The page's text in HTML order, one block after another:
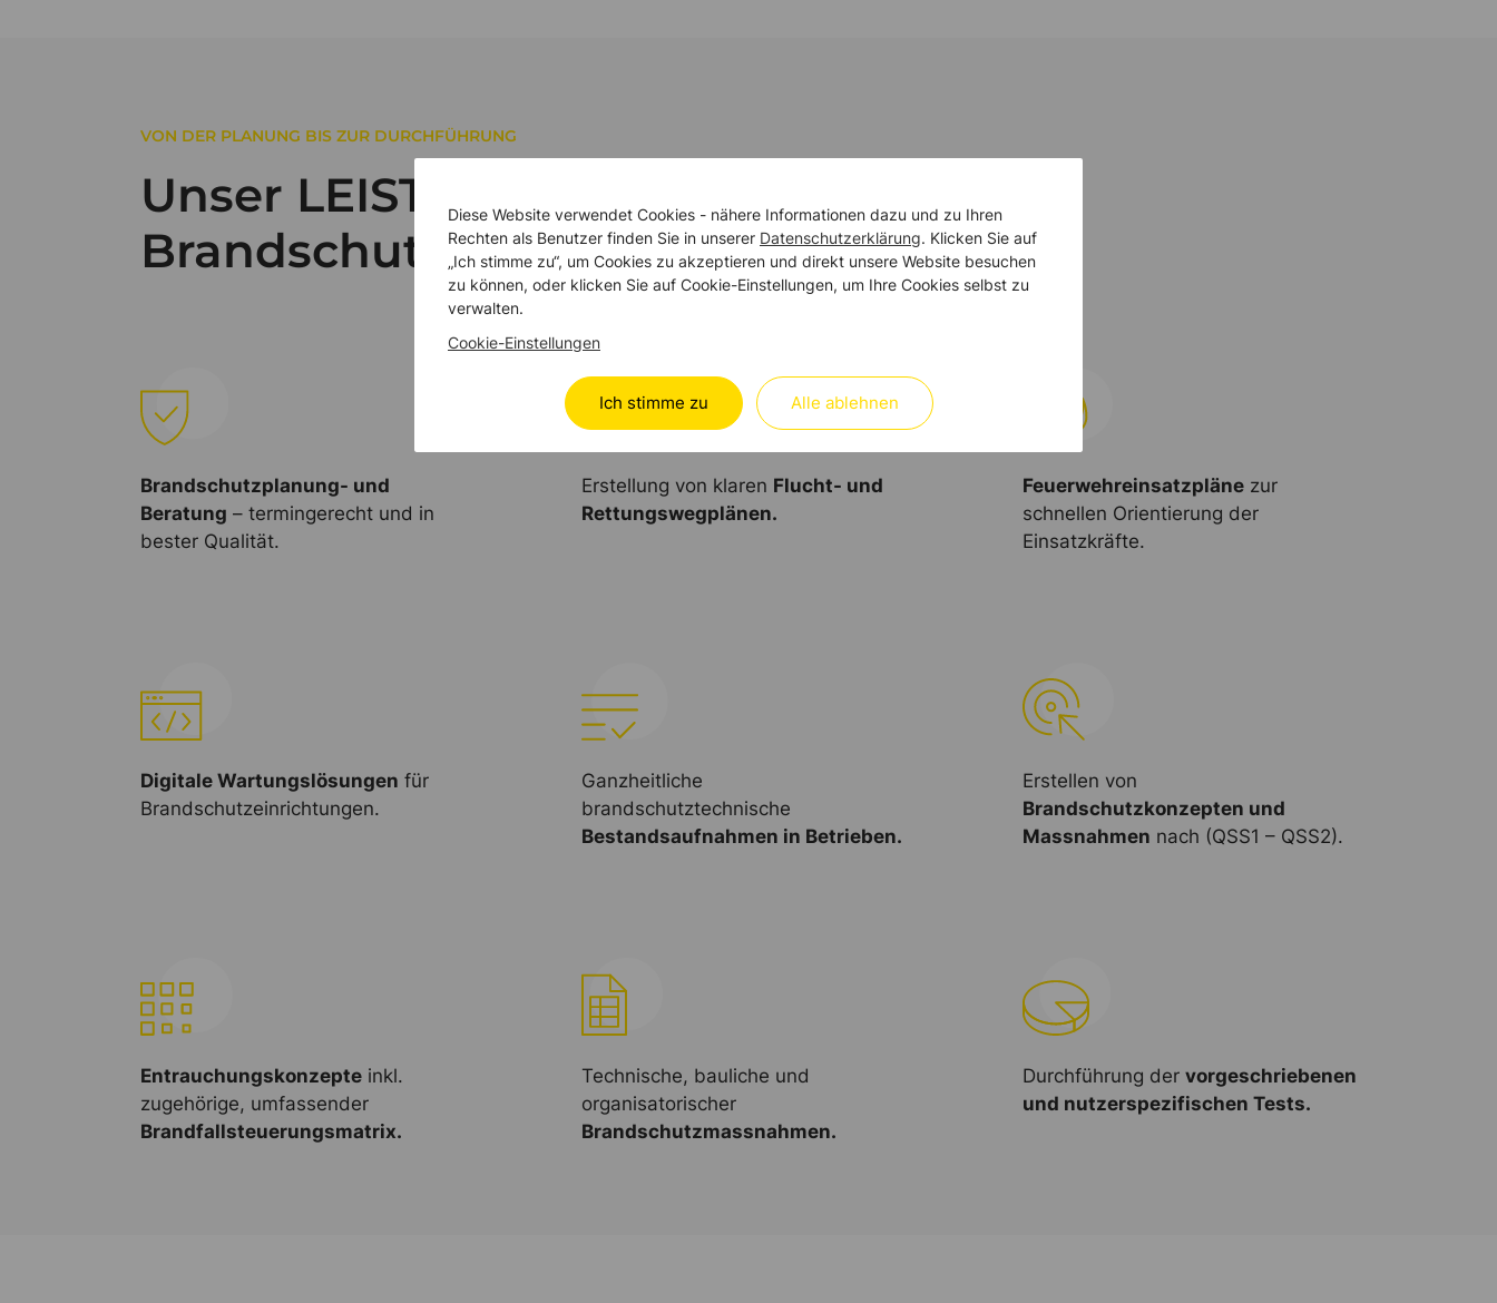
VON DER PLANUNG BIS ZUR DURCHFÜHRUNG
Unser LEISTUNGSSPEKTRUM im
Brandschutz.
Brandschutzplanung- und
Beratung – termingerecht und in
bester Qualität.
Erstellung von klaren Flucht- und
Rettungswegplänen.
Feuerwehreinsatzpläne zur
schnellen Orientierung der
Einsatzkräfte.
Digitale Wartungslösungen für
Brandschutzeinrichtungen.
Ganzheitliche
brandschutztechnische
Bestandsaufnahmen in Betrieben.
Erstellen von
Brandschutzkonzepten und
Massnahmen nach (QSS1 – QSS2).
Entrauchungskonzepte inkl.
zugehörige, umfassender
Brandfallsteuerungsmatrix.
Technische, bauliche und
organisatorischer
Brandschutzmassnahmen.
Durchführung der vorgeschriebenen
und nutzerspezifischen Tests.
Diese Website verwendet Cookies - nähere Informationen dazu und zu Ihren
Rechten als Benutzer finden Sie in unserer Datenschutzerklärung. Klicken Sie auf
„Ich stimme zu“, um Cookies zu akzeptieren und direkt unsere Website besuchen
zu können, oder klicken Sie auf Cookie-Einstellungen, um Ihre Cookies selbst zu
verwalten.
Cookie-Einstellungen
Ich stimme zu Alle ablehnen